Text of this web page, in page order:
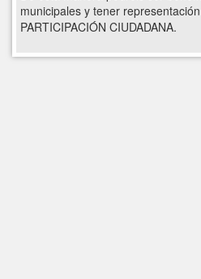
municipales y tener
PARTICIPACIÓN CIUDADANA.